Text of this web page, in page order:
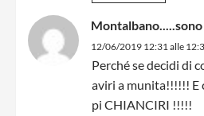
Montalbano.....sono
12/06/2019 12:31 alle
Perché se decidi di
aviri a munita!!!!!! E
pi CHIANCIRI !!!!!